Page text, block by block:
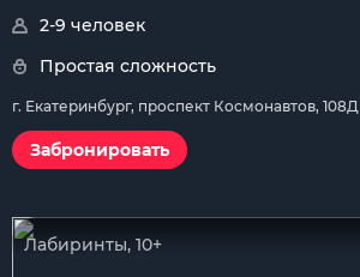
2-9 человек
Простая сложность
г. Екатеринбург, проспект Космонавтов, 108Д
Забронировать
Лабиринты, 10+